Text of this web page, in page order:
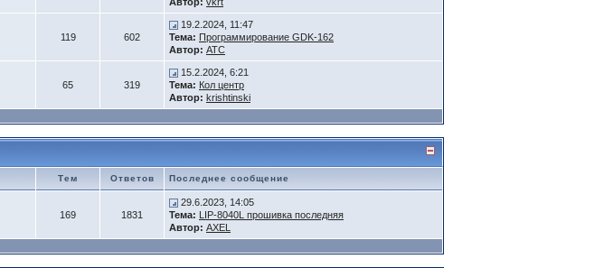
119 602
19.2.2024, 11:47
Тема: Программирование GDK-162
Автор: АТС
65 319
15.2.2024, 6:21
Тема: Кол центр
Автор: krishtinski
Тем Ответов Последнее сообщение
169 1831
29.6.2023, 14:05
Тема: LIP-8040L прошивка последняя
Автор: AXEL